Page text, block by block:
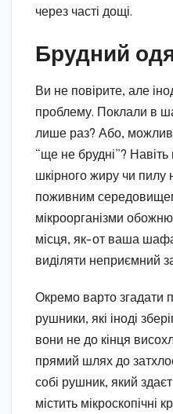
через часті дощі.
Брудний
Ви не повірите, але
проблему. Поклали в
лише раз? Або,
“ще не брудні”? Навіть
шкірного жиру чи пилу
поживним
мікроорганізми
місця, як-от ваша
виділяти неприємний
Окремо варто згадати
рушники, які іноді
вони не до кінця
прямий шлях до
собі рушник, який
містить мікроскопічні